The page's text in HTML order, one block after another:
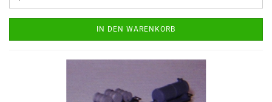
IN DEN WARENKORB